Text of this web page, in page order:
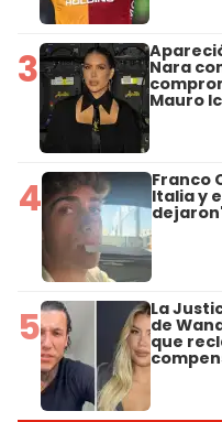
3 Nara
Mauro
4 Franco
Italia y
5 La
de
que